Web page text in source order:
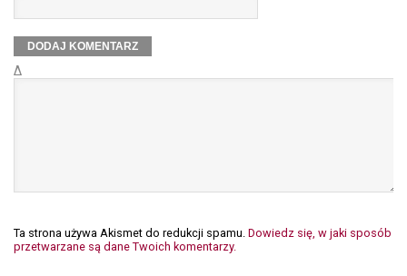
Δ
Ta strona używa Akismet do redukcji spamu. Dowiedz się, w jaki sposób
przetwarzane są dane Twoich komentarzy.